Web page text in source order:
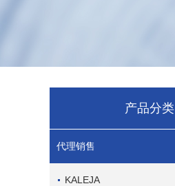
产品分类
代理销售
KALEJA